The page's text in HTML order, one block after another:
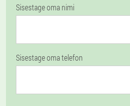
Sisestage oma nimi
Sisestage oma telefon